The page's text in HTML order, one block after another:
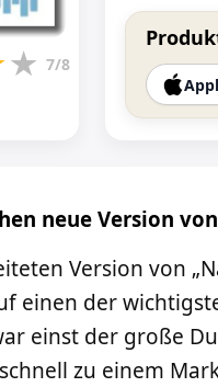
★ 7/8
neue Version
Version von
einen der
einst der große
zu einem